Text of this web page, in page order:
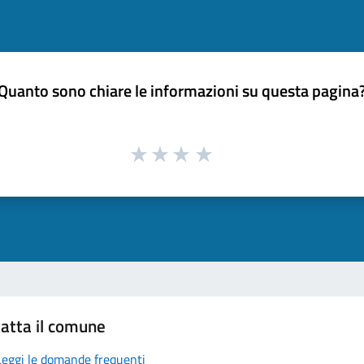
sono chiare le informazioni su questa
il comune
le domande frequenti